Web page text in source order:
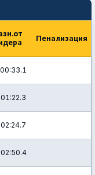
Пенализация